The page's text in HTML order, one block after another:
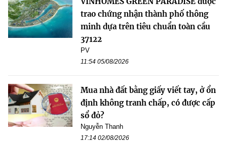
trao chứng nhận thành phố thông
minh dựa trên tiêu chuẩn toàn cầu
37122
PV
11:54 05/08/2026
Mua nhà đất bằng giấy viết tay, ở ổn
định không tranh chấp, có được cấp
sổ đỏ?
Nguyễn Thanh
17:14 02/08/2026